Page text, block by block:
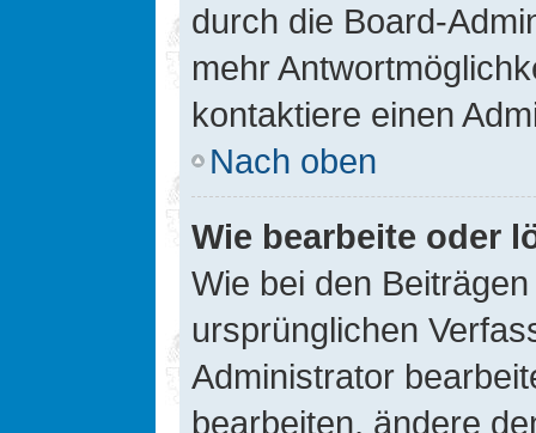
durch die Board-
mehr
kontaktiere einen
Nach oben
Wie bearbeite oder
Wie bei den
ursprünglichen
Administrator
bearbeiten, ändere